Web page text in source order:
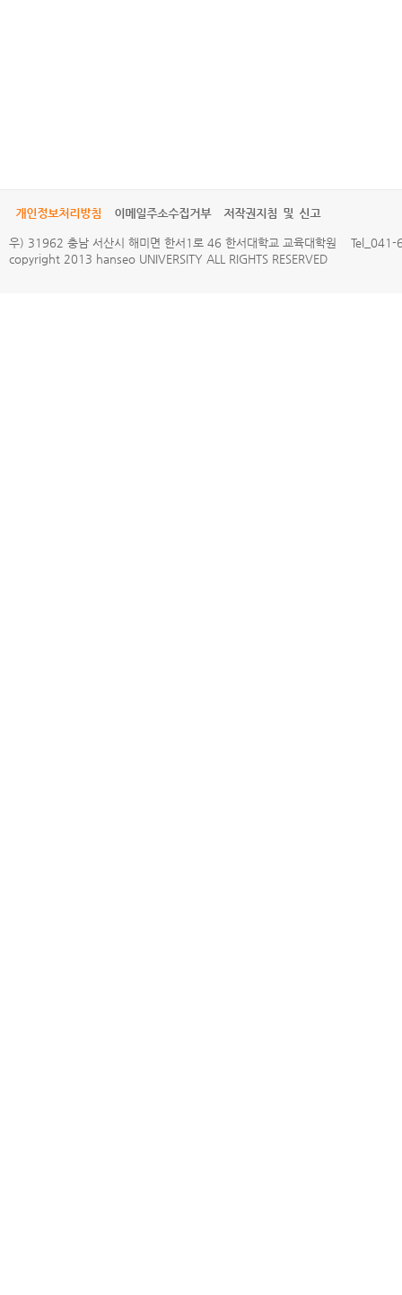
개인정보처리방침 이메일주소수집거부 저작권지침 및 신고
우) 31962 충남 서산시 해미면 한서1로 46 한서대학교 교육대학원
copyright 2013 hanseo UNIVERSITY ALL RIGHTS RESERVED